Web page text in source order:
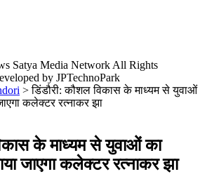
Satya Media Network All Rights
by JPTechnoPark
>डिंडौरी: कौशल विकास के माध्यम से युवाओं
कलेक्टर रत्नाकर झा
के माध्यम से युवाओं का
जाएगा कलेक्टर रत्नाकर झा